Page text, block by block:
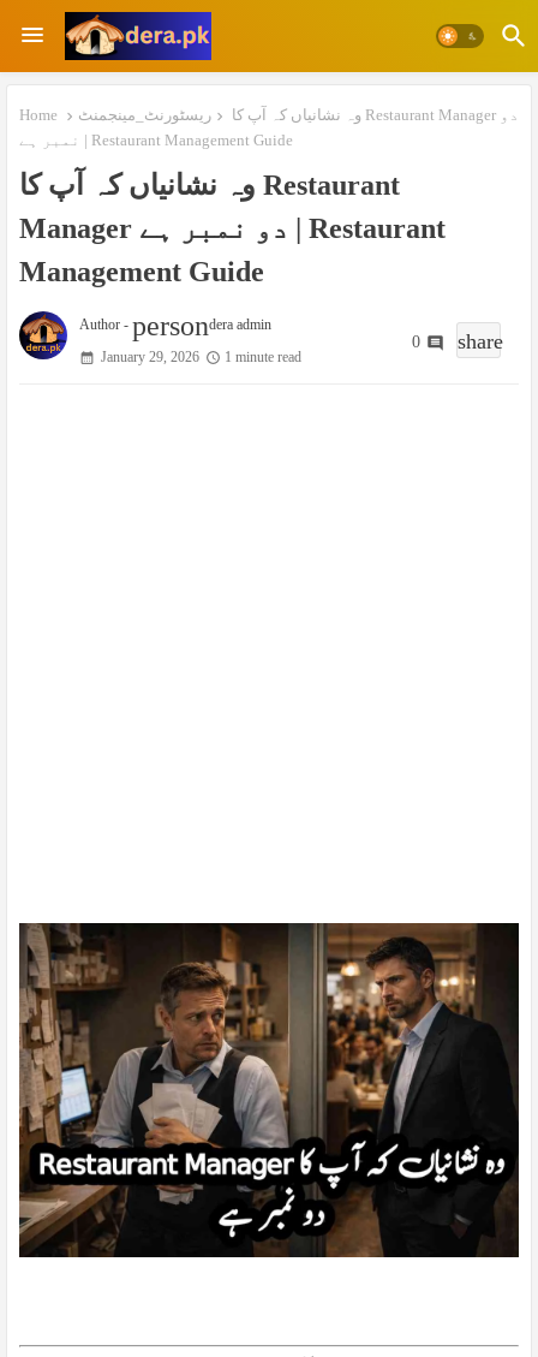
Home ریسٹورنٹ_مینجمنٹ
نمبر ہے | Restaurant Management Guide
وہ نشانیاں کہ آپ کا Restaurant
Manager دو نمبر ہے | Restaurant
Management Guide
Author - persondera admin
January 29, 2026
1 minute read
0 share